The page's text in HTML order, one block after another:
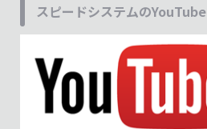
スピードシステムのYouTube